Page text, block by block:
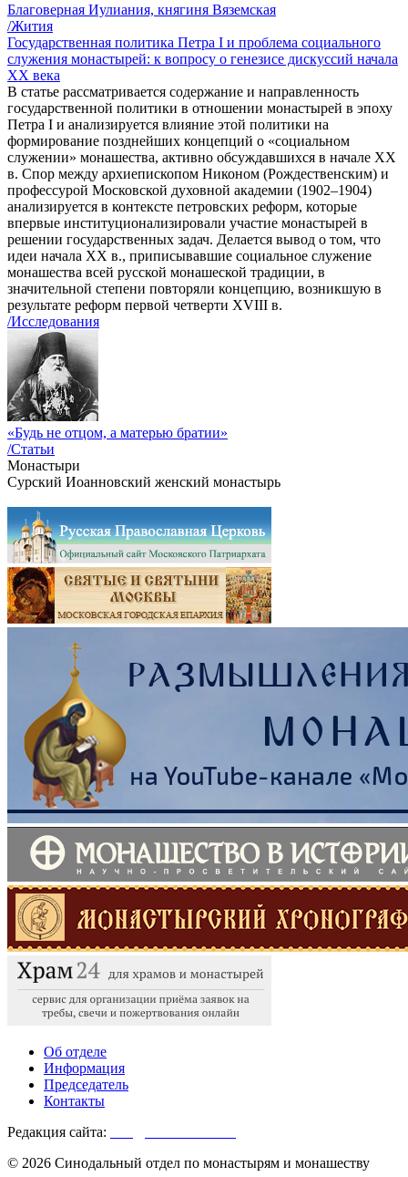
Благоверная Иулиания, княгиня Вяземская
/Жития
Государственная политика Петра I и проблема социального
служения монастырей: к вопросу о генезисе дискуссий начала
ХХ века
В статье рассматривается содержание и направленность
государственной политики в отношении монастырей в эпоху
Петра I и анализируется влияние этой политики на
формирование позднейших концепций о «социальном
служении» монашества, активно обсуждавшихся в начале XX
в. Спор между архиепископом Никоном (Рождественским) и
профессурой Московской духовной академии (1902–1904)
анализируется в контексте петровских реформ, которые
впервые институционализировали участие монастырей в
решении государственных задач. Делается вывод о том, что
идеи начала ХХ в., приписывавшие социальное служение
монашества всей русской монашеской традиции, в
значительной степени повторяли концепцию, возникшую в
результате реформ первой четверти XVIII в.
/Исследования
«Будь не отцом, а матерью братии»
/Статьи
Монастыри
Сурский Иоанновский женский монастырь
Об отделе
Информация
Председатель
Контакты
Редакция сайта:
© 2026 Синодальный отдел по монастырям и монашеству